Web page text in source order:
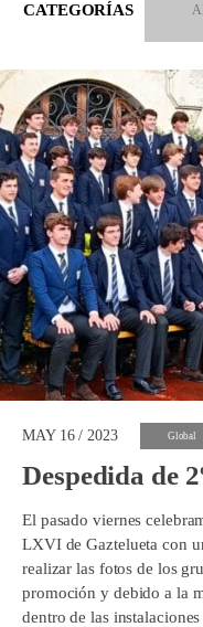
CATEGORÍAS
MAY 16 / 2023 Global
Despedida de
El pasado viernes
LXVI de Gaztelueta con
realizar las fotos de los
promoción y debido a la
dentro de las